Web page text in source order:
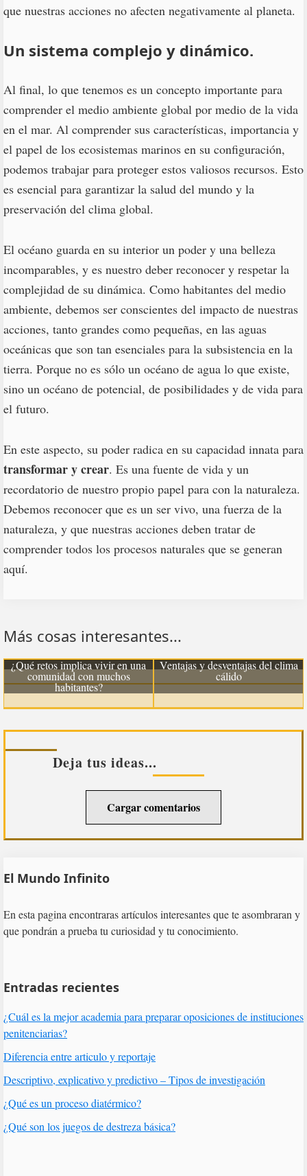
que nuestras acciones no afecten negativamente al planeta.
Un sistema complejo y dinámico.
Al final, lo que tenemos es un concepto importante para
comprender el medio ambiente global por medio de la vida
en el mar. Al comprender sus características, importancia y
el papel de los ecosistemas marinos en su configuración,
podemos trabajar para proteger estos valiosos recursos. Esto
es esencial para garantizar la salud del mundo y la
preservación del clima global.
El océano guarda en su interior un poder y una belleza
incomparables, y es nuestro deber reconocer y respetar la
complejidad de su dinámica. Como habitantes del medio
ambiente, debemos ser conscientes del impacto de nuestras
acciones, tanto grandes como pequeñas, en las aguas
oceánicas que son tan esenciales para la subsistencia en la
tierra. Porque no es sólo un océano de agua lo que existe,
sino un océano de potencial, de posibilidades y de vida para
el futuro.
En este aspecto, su poder radica en su capacidad innata para
transformar y crear. Es una fuente de vida y un
recordatorio de nuestro propio papel para con la naturaleza.
Debemos reconocer que es un ser vivo, una fuerza de la
naturaleza, y que nuestras acciones deben tratar de
comprender todos los procesos naturales que se generan
aquí.
Más cosas interesantes...
Diferencia entre croquis y mapa
¿Qué son las curvas de nivel?
¿Qué retos implica vivir en una
comunidad con muchos
habitantes?
Ventajas y desventajas del clima
cálido
Deja tus ideas...
Cargar comentarios
Barra
lateral
primaria
El Mundo Infinito
En esta pagina encontraras artículos interesantes que te asombraran y
que pondrán a prueba tu curiosidad y tu conocimiento.
Entradas recientes
¿Cuál es la mejor academia para preparar oposiciones de instituciones
penitenciarias?
Diferencia entre articulo y reportaje
Descriptivo, explicativo y predictivo – Tipos de investigación
¿Qué es un proceso diatérmico?
¿Qué son los juegos de destreza básica?